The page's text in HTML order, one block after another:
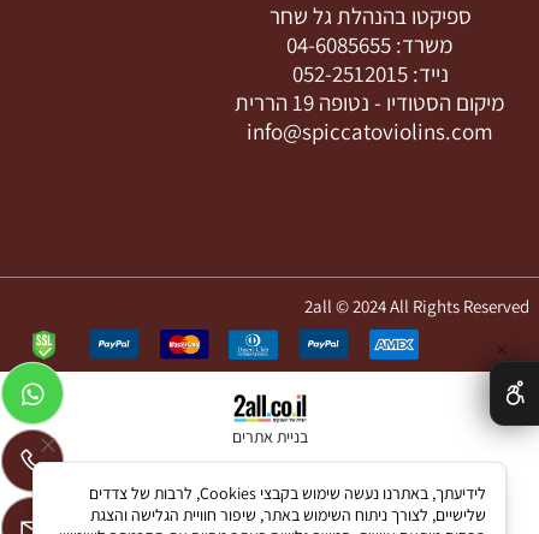
ספיקטו בהנהלת גל שחר
משרד: 04-6085655
נייד:052-2512015
מיקום הסטודיו - נטופה 19 הררית
info@spiccatoviolins.com
2all © 2024 All Rights Reserved
בניית אתרים
✕
לידיעתך, באתרנו נעשה שימוש בקבצי Cookies, לרבות של צדדים
שלישיים, לצורך ניתוח השימוש באתר, שיפור חוויית הגלישה והצגת